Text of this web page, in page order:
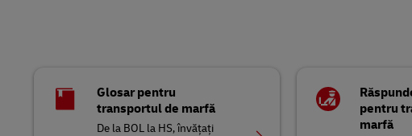
Glosar pentru
transportul de marfă
De la BOL la HS, învățați
pentru
marfă